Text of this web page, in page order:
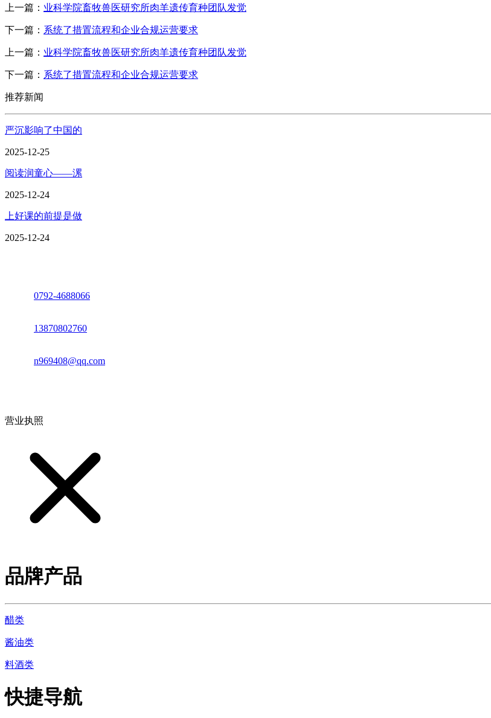
上一篇： 业科学院畜牧兽医研究所肉羊遗传育种团队发觉
下一篇： 系统了措置流程和企业合规运营要求
上一篇： 业科学院畜牧兽医研究所肉羊遗传育种团队发觉
下一篇： 系统了措置流程和企业合规运营要求
推荐新闻
严沉影响了中国的
2025-12-25
阅读润童心——漯
2025-12-24
上好课的前提是做
2025-12-24
0792-4688066
13870802760
n969408@qq.com
营业执照
品牌产品
醋类
酱油类
料酒类
快捷导航